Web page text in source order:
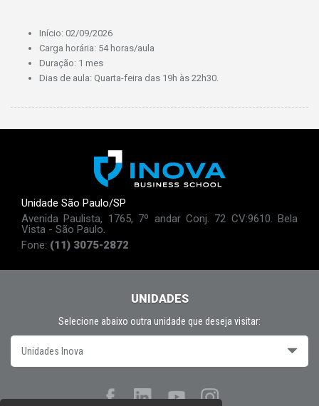
Início: 02/09/2026
Carga horária: 54 horas/aula
Duração: 1 mes
Dias de aula: Quarta-feira das 19h às 22h30.
Unidade São Paulo/SP
Avenida Paulista, 1765, 7º andar Conj. 72 CV:9610. Bela
Vista - São Paulo.
Fone: (11) 3075-2872
UNIDADES
Selecione abaixo outra unidade que deseja visitar:
Unidades Inova